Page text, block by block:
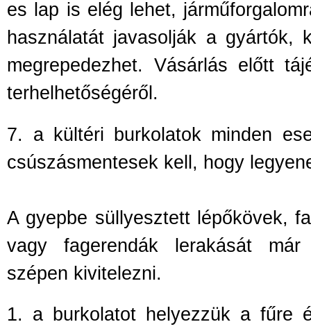
es lap is elég lehet, járm
használatát javasolják a gyártók,
megrepedezhet. Vásárlás előtt
terhelhetőségéről.
7.
a kültéri burkolatok minden
csúszásmentesek kell, hogy
A gyepbe süllyesztett lépőkövek,
vagy fagerendák lerakását már
szépen kivitelezni.
1. a burkolatot helyezzük a fűre